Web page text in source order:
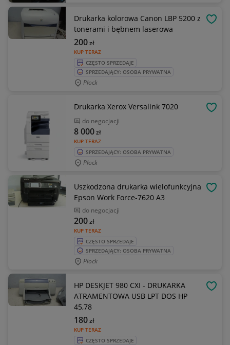
Drukarka kolorowa Canon LBP 5200 z
tonerami i bębnem laserowa
KUP TERAZ
200zł
CZĘSTO SPRZEDAJE
SPRZEDAJĄCY: OSOBA PRYWATNA
Płock
Drukarka Xerox Versalink 7020
do negocjacji
KUP TERAZ
8 000zł
SPRZEDAJĄCY: OSOBA PRYWATNA
Płock
Uszkodzona drukarka wielofunkcyjna
Epson Work Force-7620 A3
do negocjacji
KUP TERAZ
200zł
CZĘSTO SPRZEDAJE
SPRZEDAJĄCY: OSOBA PRYWATNA
Płock
HP DESKJET 980 CXI - DRUKARKA
ATRAMENTOWA USB LPT DOS HP
45,78
KUP TERAZ
180zł
CZĘSTO SPRZEDAJE